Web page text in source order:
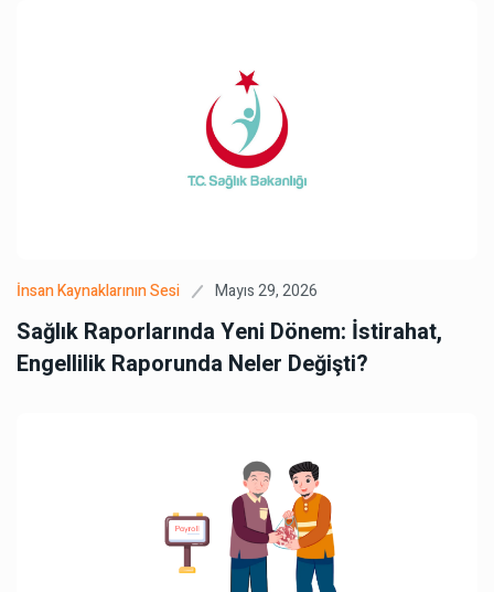
İnsan Kaynaklarının Sesi Mayıs 29, 2026
Sağlık Raporlarında Yeni Dönem: İstirahat,
Engellilik Raporunda Neler Değişti?